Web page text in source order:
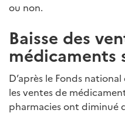
ou non.
Baisse des
médicaments
D’après le Fonds
les ventes de
pharmacies ont diminué